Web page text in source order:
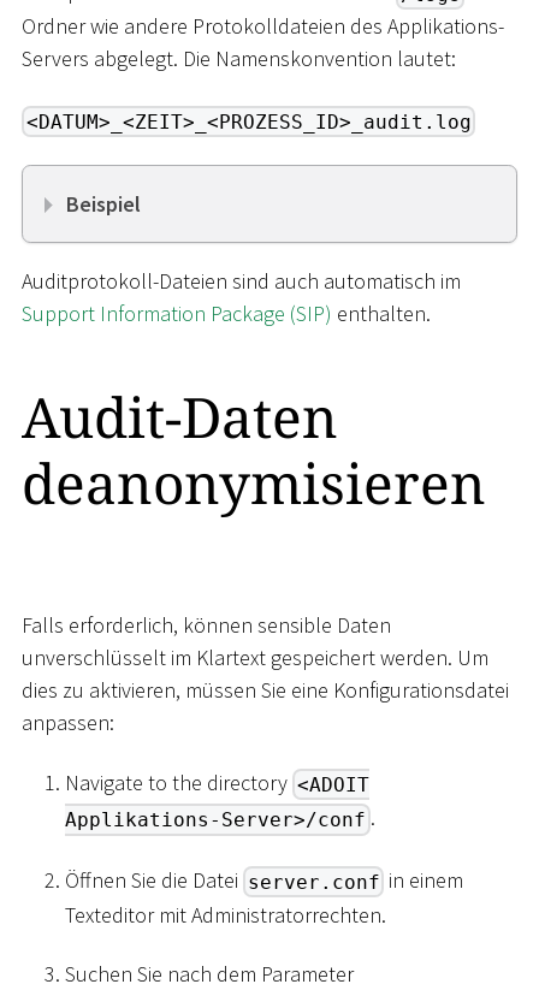
Ordner wie andere Protokolldateien des Applikations-
Servers abgelegt. Die Namenskonvention lautet:
<DATUM>_<ZEIT>_<PROZESS_ID>_audit.log
Beispiel
Auditprotokoll-Dateien sind auch automatisch im
Support Information Package (SIP) enthalten.
Audit-Daten
deanonymisieren
Falls erforderlich, können sensible Daten
unverschlüsselt im Klartext gespeichert werden. Um
dies zu aktivieren, müssen Sie eine Konfigurationsdatei
anpassen:
Navigate to the directory <ADOIT
Applikations-Server>/conf .
Öffnen Sie die Datei server.conf in einem
Texteditor mit Administratorrechten.
Suchen Sie nach dem Parameter